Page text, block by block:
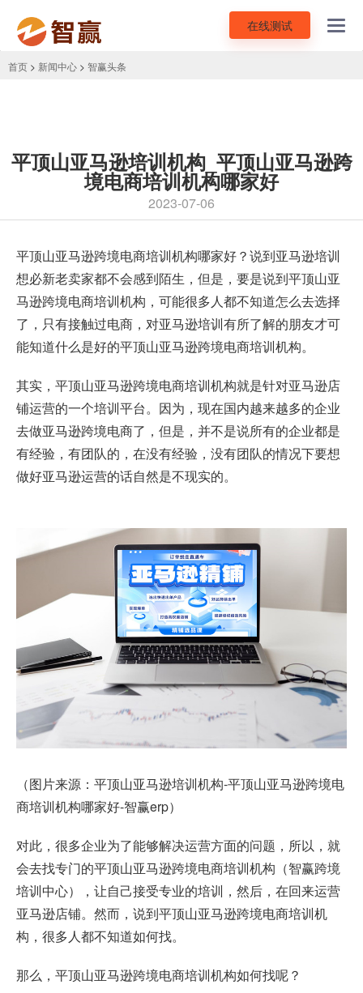
在线测试
首页 > 新闻中心 > 智赢头条
平顶山亚马逊培训机构_平顶山亚马逊跨
境电商培训机构哪家好
2023-07-06
平顶山亚马逊跨境电商培训机构哪家好？说到亚马逊培训
想必新老卖家都不会感到陌生，但是，要是说到平顶山亚
马逊跨境电商培训机构，可能很多人都不知道怎么去选择
了，只有接触过电商，对亚马逊培训有所了解的朋友才可
能知道什么是好的平顶山亚马逊跨境电商培训机构。
其实，平顶山亚马逊跨境电商培训机构就是针对亚马逊店
铺运营的一个培训平台。因为，现在国内越来越多的企业
去做亚马逊跨境电商了，但是，并不是说所有的企业都是
有经验，有团队的，在没有经验，没有团队的情况下要想
做好亚马逊运营的话自然是不现实的。
（图片来源：平顶山亚马逊培训机构-平顶山亚马逊跨境电
商培训机构哪家好-智赢erp）
对此，很多企业为了能够解决运营方面的问题，所以，就
会去找专门的平顶山亚马逊跨境电商培训机构（智赢跨境
培训中心），让自己接受专业的培训，然后，在回来运营
亚马逊店铺。然而，说到平顶山亚马逊跨境电商培训机
构，很多人都不知道如何找。
那么，平顶山亚马逊跨境电商培训机构如何找呢？